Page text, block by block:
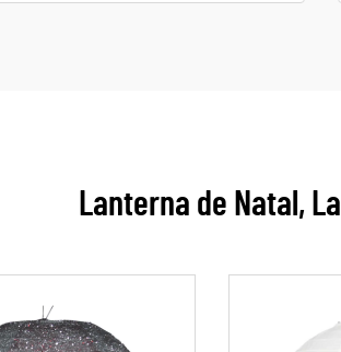
Lanterna de Natal,